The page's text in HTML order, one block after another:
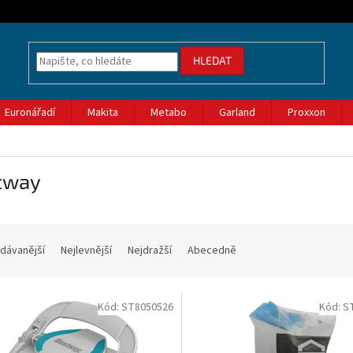
HLEDAT
Euronářadí Makita Metabo Garland Proxxon
Nejlevnější Nejdražší Abecedně
Kód: ST8050526 Kód: